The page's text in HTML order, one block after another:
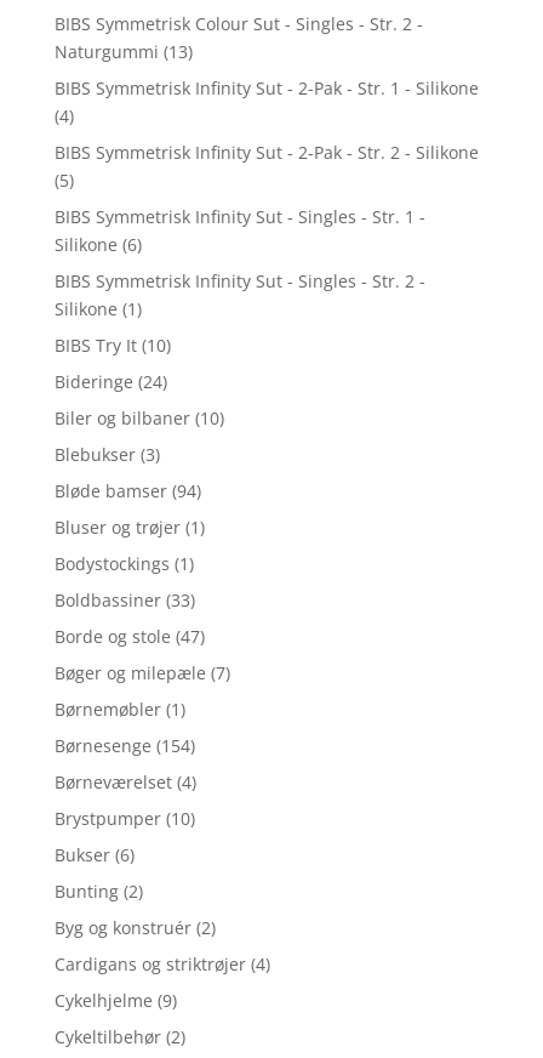
BIBS Symmetrisk Colour Sut - Singles - Str. 2 -
Naturgummi (13)
BIBS Symmetrisk Infinity Sut - 2-Pak - Str. 1 - Silikone
(4)
BIBS Symmetrisk Infinity Sut - 2-Pak - Str. 2 - Silikone
(5)
BIBS Symmetrisk Infinity Sut - Singles - Str. 1 -
Silikone (6)
BIBS Symmetrisk Infinity Sut - Singles - Str. 2 -
Silikone (1)
BIBS Try It (10)
Bideringe (24)
Biler og bilbaner (10)
Blebukser (3)
Bløde bamser (94)
Bluser og trøjer (1)
Bodystockings (1)
Boldbassiner (33)
Borde og stole (47)
Bøger og milepæle (7)
Børnemøbler (1)
Børnesenge (154)
Børneværelset (4)
Brystpumper (10)
Bukser (6)
Bunting (2)
Byg og konstruér (2)
Cardigans og striktrøjer (4)
Cykelhjelme (9)
Cykeltilbehør (2)